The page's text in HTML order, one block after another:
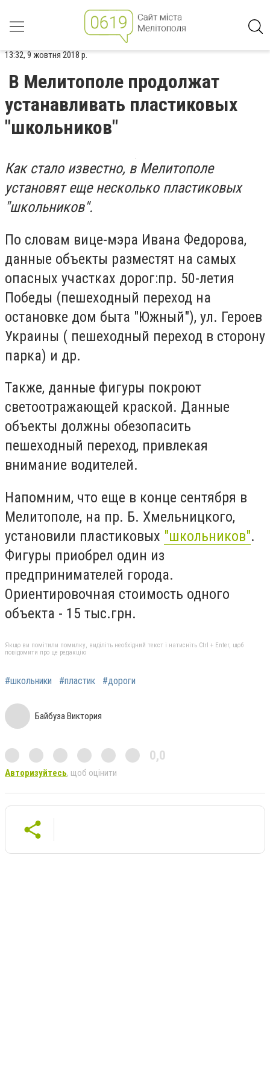
13:32, 9 жовтня 2018 р.
В Мелитополе продолжат
устанавливать пластиковых
"школьников"
Как стало известно, в Мелитополе
установят еще несколько пластиковых
"школьников".
По словам вице-мэра Ивана Федорова,
данные объекты разместят на самых
опасных участках дорог:пр. 50-летия
Победы (пешеходный переход на
остановке дом быта "Южный"), ул. Героев
Украины ( пешеходный переход в сторону
парка) и др.
Также, данные фигуры покроют
светоотражающей краской. Данные
объекты должны обезопасить
пешеходный переход, привлекая
внимание водителей.
Напомним, что еще в конце сентября в
Мелитополе, на пр. Б. Хмельницкого,
установили пластиковых "школьников".
Фигуры приобрел один из
предпринимателей города.
Ориентировочная стоимость одного
объекта - 15 тыс.грн.
Якщо ви помітили помилку, виділіть необхідний текст і натисніть Ctrl + Enter, щоб
повідомити про це редакцію
#школьники #пластик #дороги
Байбуза Виктория
0,0
Авторизуйтесь, щоб оцінити